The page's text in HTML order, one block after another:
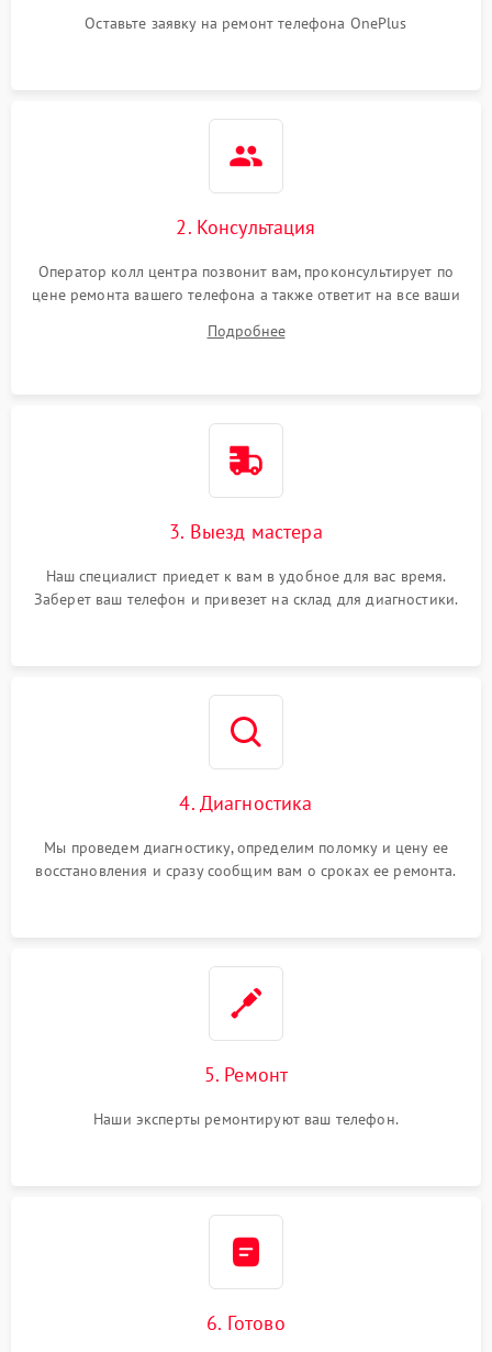
Оставьте заявку на ремонт телефона OnePlus
2. Консультация
Оператор колл центра позвонит вам, проконсультирует по
цене ремонта вашего телефона а также ответит на все ваши
Подробнее
3. Выезд мастера
Наш специалист приедет к вам в удобное для вас время.
Заберет ваш телефон и привезет на склад для диагностики.
4. Диагностика
Мы проведем диагностику, определим поломку и цену ее
восстановления и сразу сообщим вам о сроках ее ремонта.
5. Ремонт
Наши эксперты ремонтируют ваш телефон.
6. Готово